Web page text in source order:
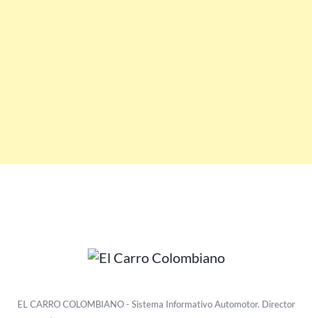
EL CARRO COLOMBIANO - Sistema Informativo Automotor. Director